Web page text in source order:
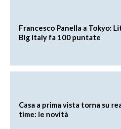
Francesco Panella a Tokyo:
Big Italy fa 100 puntate
Casa a prima vista torna su
time: le novità